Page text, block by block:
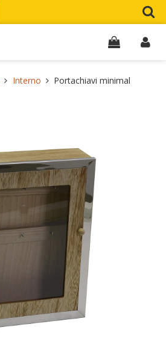
Interno Portachiavi minimal